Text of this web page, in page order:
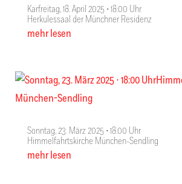
Karfreitag, 18. April 2025 ∙ 18:00 Uhr
Herkulessaal der Münchner Residenz
mehr lesen
Sonntag, 23. März 2025 ∙ 18:00 Uhr
Himmelfahrtskirche München-Sendling
mehr lesen